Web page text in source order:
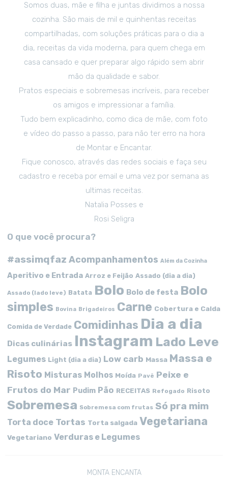
Somos duas, mãe e filha e juntas dividimos a nossa
cozinha. São mais de mil e quinhentas receitas
compartilhadas, com soluções práticas para o dia a
dia, receitas da vida moderna, para quem chega em
casa cansado e quer preparar algo rápido sem abrir
mão da qualidade e sabor.
Pratos especiais e sobremesas incríveis, para receber
os amigos e impressionar a família.
Tudo bem explicadinho, como dica de mãe, com foto
e vídeo do passo a passo, para não ter erro na hora
de Montar e Encantar.
Fique conosco, através das redes sociais e faça seu
cadastro e receba por email e uma vez por semana as
ultimas receitas.
Natalia Posses e
Rosi Seligra
O que você procura?
#assimqfaz Acompanhamentos Além da Cozinha
Aperitivo e Entrada Arroz e Feijão Assado (dia a dia)
Assado (lado leve) Batata Bolo Bolo de festa Bolo
simples Bovina Brigadeiros Carne Cobertura e Calda
Comida de Verdade Comidinhas Dia a dia
Dicas culinárias Instagram Lado Leve
Legumes Light (dia a dia) Low carb Massa Massa e
Risoto Misturas Molhos Moída Pavê Peixe e
Frutos do Mar Pudim Pão RECEITAS Refogado Risoto
Sobremesa Sobremesa com frutas Só pra mim
Torta doce Tortas Torta salgada Vegetariana
Vegetariano Verduras e Legumes
MONTA ENCANTA